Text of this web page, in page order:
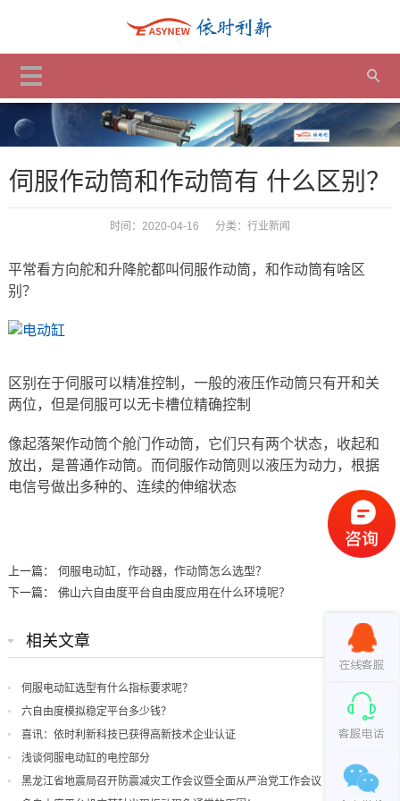
伺服作动筒和作动筒有 什么区别？
时间：2020-04-16 分类： 行业新闻
平常看方向舵和升降舵都叫伺服作动筒，和作动筒有啥区
别？
区别在于伺服可以精准控制，一般的液压作动筒只有开和关
两位，但是伺服可以无卡槽位精确控制
像起落架作动筒个舱门作动筒，它们只有两个状态，收起和
放出，是普通作动筒。而伺服作动筒则以液压为动力，根据
电信号做出多种的、连续的伸缩状态
上一篇： 伺服电动缸，作动器，作动筒怎么选型？
下一篇： 佛山六自由度平台自由度应用在什么环境呢？
相关文章
伺服电动缸选型有什么指标要求呢？
六自由度模拟稳定平台多少钱？
喜讯：依时利新科技已获得高新技术企业认证
浅谈伺服电动缸的电控部分
黑龙江省地震局召开防震减灾工作会议暨全面从严治党工作会议